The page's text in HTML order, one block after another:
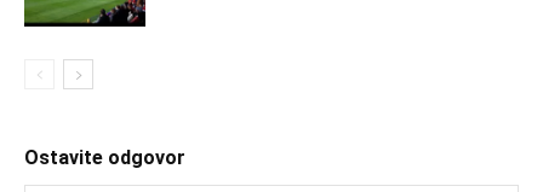
Ostavite odgovor